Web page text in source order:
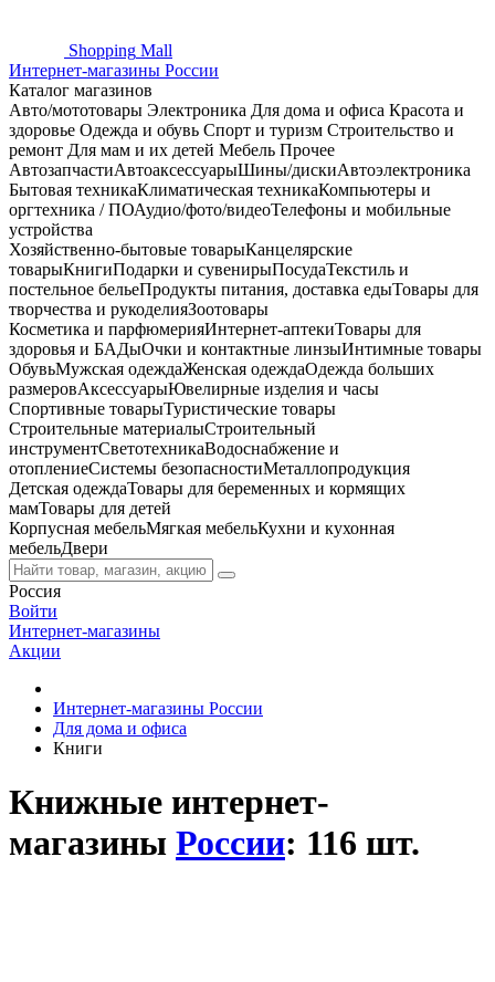
Shopping Mall
Интернет-магазины России
Каталог магазинов
Авто/мототовары Электроника Для дома и офиса Красота и
здоровье Одежда и обувь Спорт и туризм Строительство и
ремонт Для мам и их детей Мебель Прочее
АвтозапчастиАвтоаксессуарыШины/дискиАвтоэлектроника
Бытовая техникаКлиматическая техникаКомпьютеры и
оргтехника / ПОАудио/фото/видеоТелефоны и мобильные
устройства
Хозяйственно-бытовые товарыКанцелярские
товарыКнигиПодарки и сувенирыПосудаТекстиль и
постельное бельеПродукты питания, доставка едыТовары для
творчества и рукоделияЗоотовары
Косметика и парфюмерияИнтернет-аптекиТовары для
здоровья и БАДыОчки и контактные линзыИнтимные товары
ОбувьМужская одеждаЖенская одеждаОдежда больших
размеровАксессуарыЮвелирные изделия и часы
Спортивные товарыТуристические товары
Строительные материалыСтроительный
инструментСветотехникаВодоснабжение и
отоплениеСистемы безопасностиМеталлопродукция
Детская одеждаТовары для беременных и кормящих
мамТовары для детей
Корпусная мебельМягкая мебельКухни и кухонная
мебельДвери
Россия
Войти
Интернет-магазины
Акции
Интернет-магазины России
Для дома и офиса
Книги
Книжные интернет-
магазины России: 116 шт.